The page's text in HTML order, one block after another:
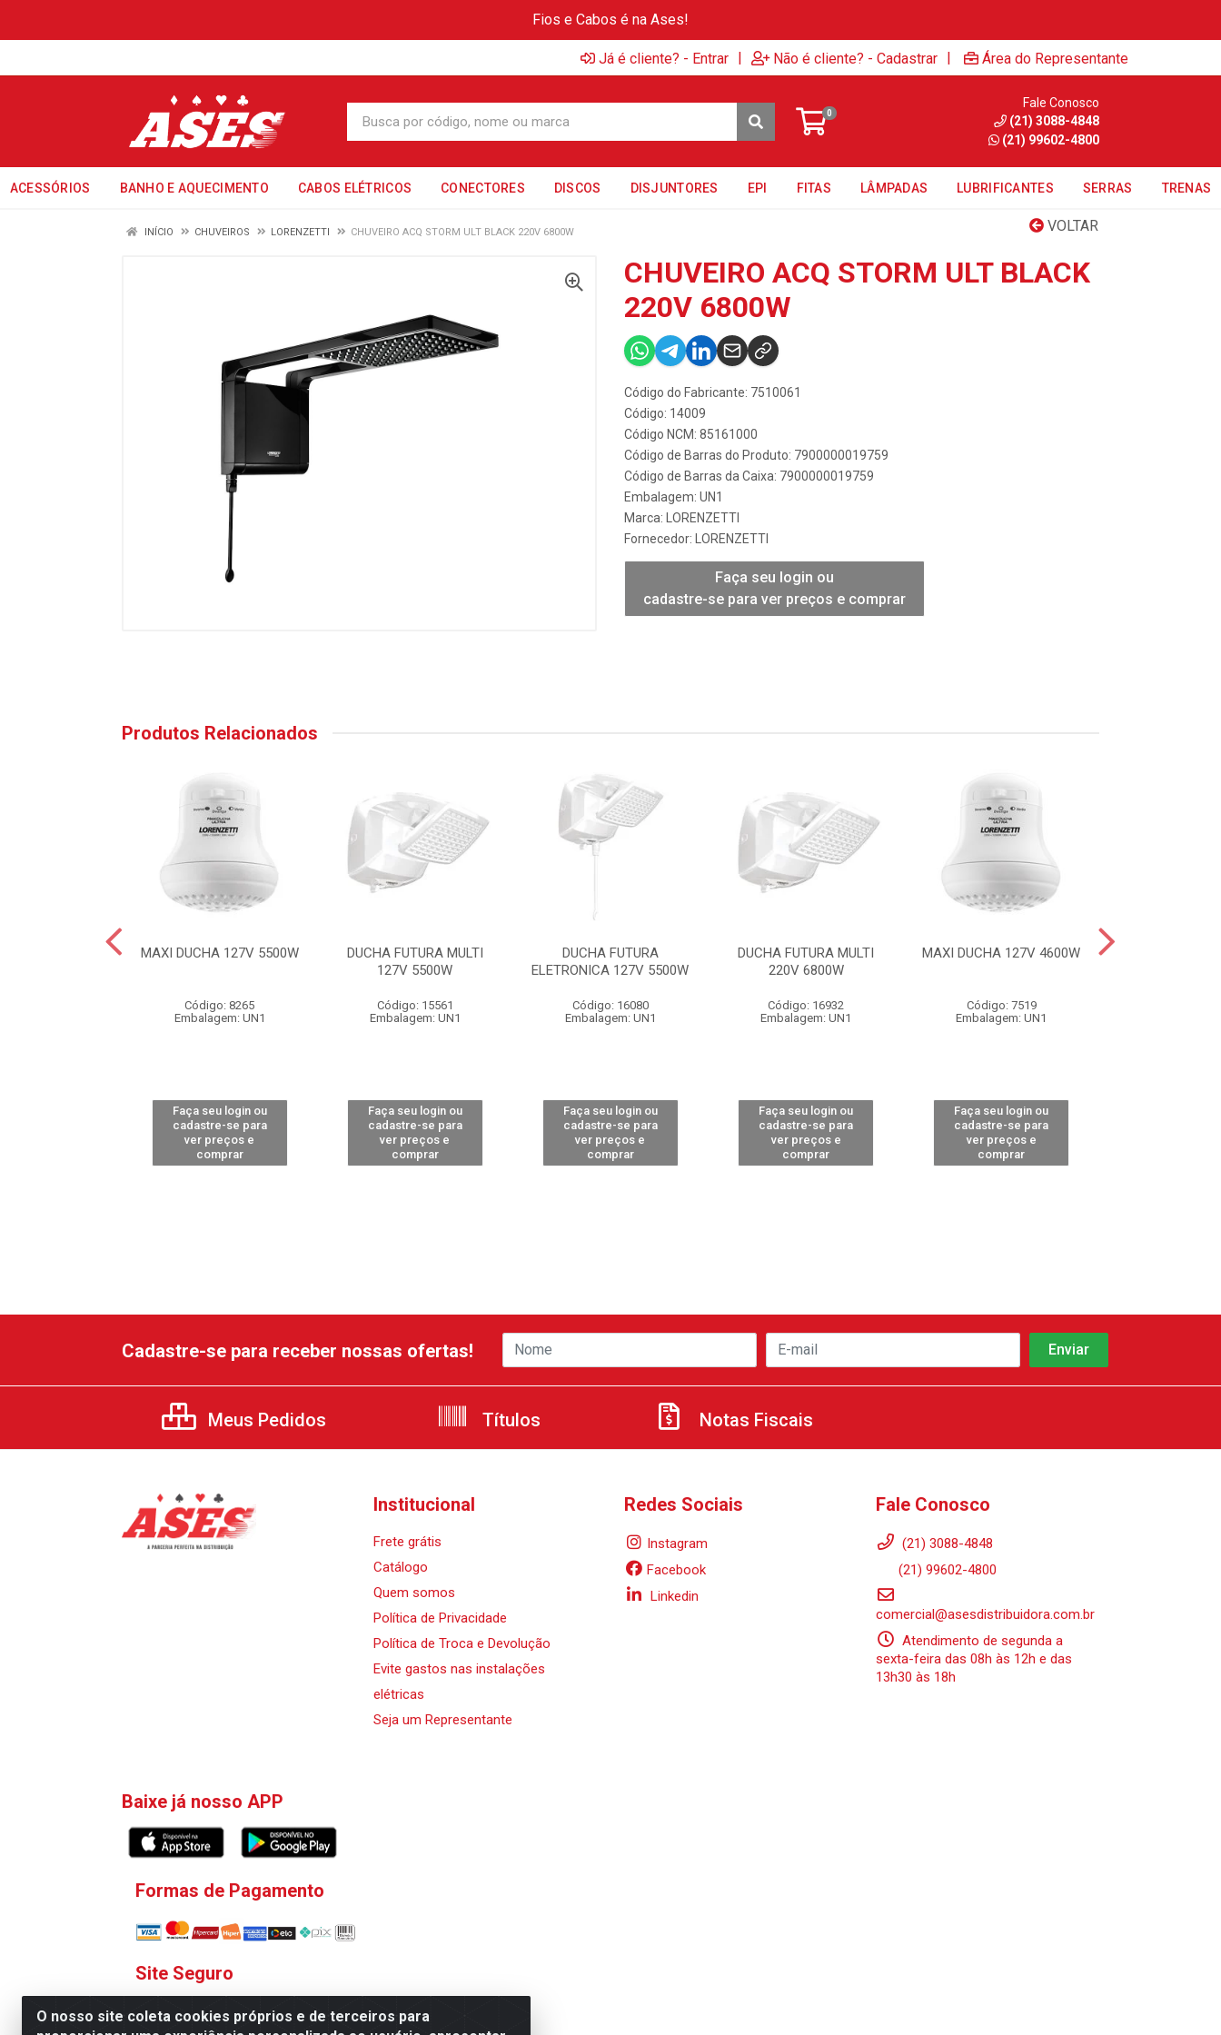
Fios e Cabos é na Ases!
Já é cliente? - Entrar | Não é cliente? - Cadastrar | Área do Representante
0
Fale Conosco
(21) 3088-4848
(21) 99602-4800
ACESSÓRIOS BANHO E AQUECIMENTO CABOS ELÉTRICOS CONECTORES DISCOS DISJUNTORES EPI FITAS LÂMPADAS LUBRIFICANTES SERRAS TRENAS
VOLTAR
INÍCIO CHUVEIROS LORENZETTI CHUVEIRO ACQ STORM ULT BLACK 220V 6800W
CHUVEIRO ACQ STORM ULT BLACK
220V 6800W
Código do Fabricante: 7510061
Código: 14009
Código NCM: 85161000
Código de Barras do Produto: 7900000019759
Código de Barras da Caixa: 7900000019759
Embalagem: UN1
Marca:
LORENZETTI
Fornecedor:
LORENZETTI
Faça seu login ou
cadastre-se para ver preços e comprar
Produtos Relacionados
MAXI DUCHA 127V 5500W
Código: 8265
Embalagem: UN1
Faça seu login ou
cadastre-se para
ver preços e
comprar
DUCHA FUTURA MULTI
127V 5500W
Código: 15561
Embalagem: UN1
Faça seu login ou
cadastre-se para
ver preços e
comprar
DUCHA FUTURA
ELETRONICA 127V 5500W
Código: 16080
Embalagem: UN1
Faça seu login ou
cadastre-se para
ver preços e
comprar
DUCHA FUTURA MULTI
220V 6800W
Código: 16932
Embalagem: UN1
Faça seu login ou
cadastre-se para
ver preços e
comprar
MAXI DUCHA 127V 4600W
Código: 7519
Embalagem: UN1
Faça seu login ou
cadastre-se para
ver preços e
comprar
O nosso site coleta cookies próprios e de terceiros para
Cadastre-se para receber nossas ofertas!
Meus Pedidos Títulos Notas Fiscais
Institucional
Frete grátis
Catálogo
Quem somos
Política de Privacidade
Política de Troca e Devolução
Evite gastos nas instalações
elétricas
Seja um Representante
Redes Sociais
Instagram
Facebook
Linkedin
Fale Conosco
(21) 3088-4848
(21) 99602-4800
comercial@asesdistribuidora.com.br
Atendimento de segunda a
sexta-feira das 08h às 12h e das
13h30 às 18h
Baixe já nosso APP
Formas de Pagamento
Site Seguro